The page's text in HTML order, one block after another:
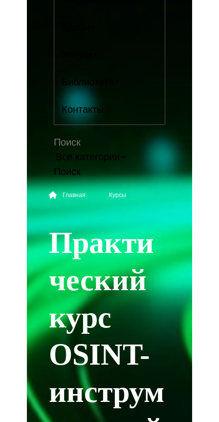
Библиотека
Контакты
Поиск
Главная Курсы
Практи
ческий
курс
OSINT-
инструм